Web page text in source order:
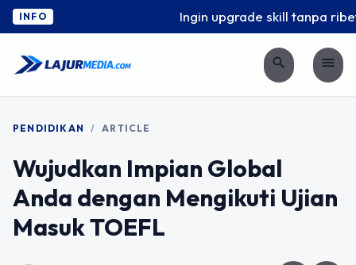
INFO Ingin upgrade skill tanpa
search menu
PENDIDIKAN / ARTICLE
Wujudkan Impian Global
Anda dengan Mengikuti Ujian
Masuk TOEFL